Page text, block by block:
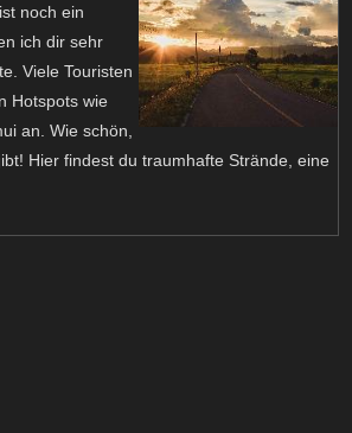
noch ein
ich dir sehr
Viele Touristen
Hotspots wie
an. Wie schön,
Hier findest du traumhafte Strände, eine